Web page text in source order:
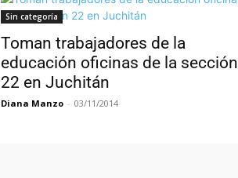
Sin categoría
Toman trabajadores de la
educación oficinas de la sección
22 en Juchitán
Diana Manzo - 03/11/2014